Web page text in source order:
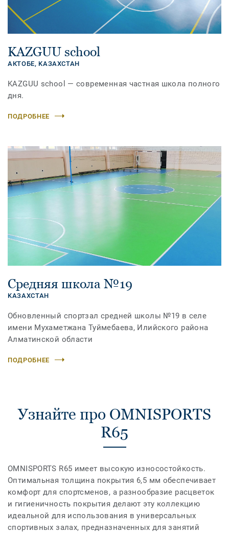
KAZGUU school
АКТОБЕ, KАЗАХСТАН
KAZGUU school — современная частная школа полного
дня.
ПОДРОБНЕЕ
Средняя школа №19
KАЗАХСТАН
Обновленный спортзал средней школы №19 в селе
имени Мухаметжана Туймебаева, Илийского района
Алматинской области
ПОДРОБНЕЕ
Узнайте про OMNISPORTS
R65
OMNISPORTS R65 имеет высокую износостойкость.
Оптимальная толщина покрытия 6,5 мм обеспечивает
комфорт для спортсменов, а разнообразие расцветок
и гигиеничность покрытия делают эту коллекцию
идеальной для использования в универсальных
спортивных залах, предназначенных для занятий